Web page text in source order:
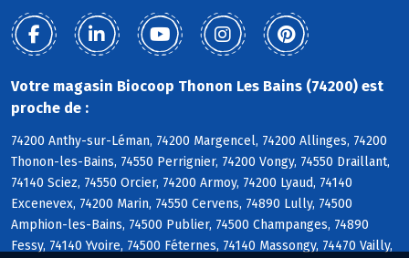
Votre magasin Biocoop Thonon Les Bains (74200) est
proche de :
74200 Anthy-sur-Léman, 74200 Margencel, 74200 Allinges, 74200
Thonon-les-Bains, 74550 Perrignier, 74200 Vongy, 74550 Draillant,
74140 Sciez, 74550 Orcier, 74200 Armoy, 74200 Lyaud, 74140
Excenevex, 74200 Marin, 74550 Cervens, 74890 Lully, 74500
Amphion-les-Bains, 74500 Publier, 74500 Champanges, 74890
Fessy, 74140 Yvoire, 74500 Féternes, 74140 Massongy, 74470 Vailly,